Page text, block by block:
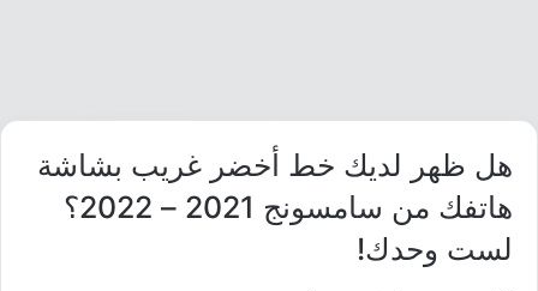
هل ظهر لديك خط أخضر غريب بشاشة
هاتفك من سامسونج 2021 – 2022؟
لست وحدك!